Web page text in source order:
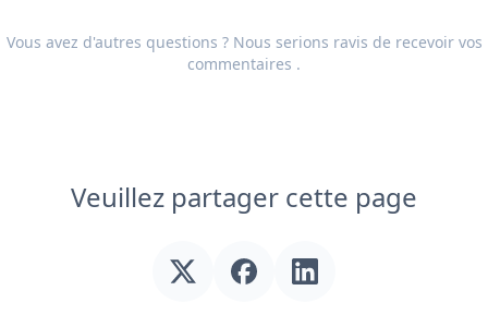
Vous avez d'autres questions ? Nous serions ravis de recevoir vos
commentaires .
Veuillez partager cette page